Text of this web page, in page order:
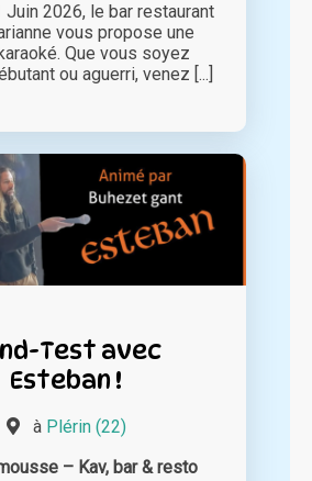
Juin 2026, le bar restaurant
vous propose une
Que vous soyez
ou aguerri, venez [...]
Test avec
Esteban !
à Plérin (22)
– Kav, bar & resto